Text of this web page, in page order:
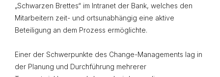
„Schwarzen Brettes“ im Intranet der Bank, welches den
Mitarbeitern zeit- und ortsunabhängig eine aktive
Beteiligung an dem Prozess ermöglichte.
Einer der Schwerpunkte des Change-Managements lag in
der Planung und Durchführung mehrerer